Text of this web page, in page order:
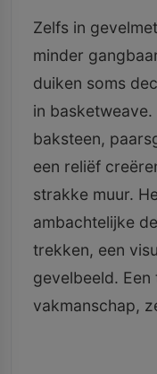
Zelfs in
minder
duiken soms
in
baksteen,
een reliëf
strakke muur.
ambachtelijke
trekken, een
gevelbeeld. Een
vakmanschap,